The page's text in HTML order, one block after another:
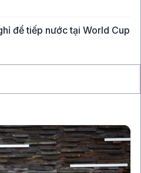
để tiếp nước tại World Cup